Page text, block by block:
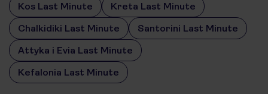
Kos Last Minute
Kreta Last Minute
Chalkidiki Last Minute
Santorini Last Minute
Attyka i Evia Last Minute
Kefalonia Last Minute